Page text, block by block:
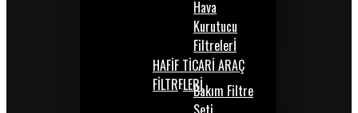
Hava
Kurutucu
Filtrelerİ
HAFİF TİCARİ ARAÇ
FİLTRELERİBakım Filtre